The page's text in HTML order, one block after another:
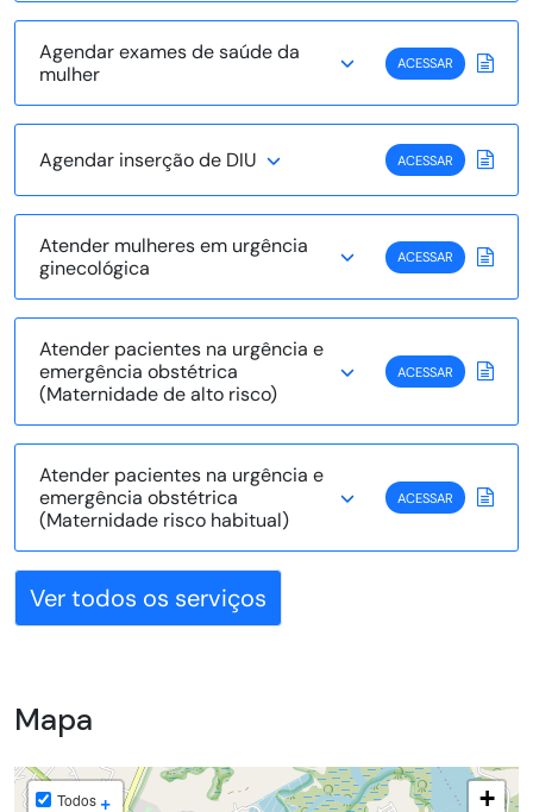
Agendar exames de saúde da
mulher
ACESSAR
Agendar inserção de DIU ACESSAR
Atender mulheres em urgência
ginecológica
ACESSAR
Atender pacientes na urgência e
emergência obstétrica
(Maternidade de alto risco)
ACESSAR
Atender pacientes na urgência e
emergência obstétrica
(Maternidade risco habitual)
ACESSAR
Ver todos os serviços
Mapa
Todos + +